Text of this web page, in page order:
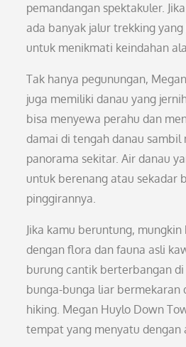
pemandangan spektakuler.
ada banyak jalur trekking
untuk menikmati keindahan
Tak hanya pegunungan,
juga memiliki danau yang
bisa menyewa perahu dan
damai di tengah danau sambil
panorama sekitar. Air danau
untuk berenang atau sekadar
pinggirannya.
Jika kamu beruntung,
dengan flora dan fauna asli
burung cantik berterbangan
bunga-bunga liar bermekaran
hiking. Megan Huylo Down
tempat yang menyatu dengan